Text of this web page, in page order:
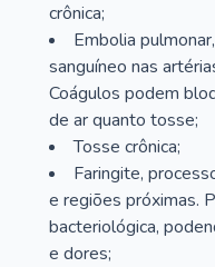
crônica;
Embolia
sanguíneo nas
Coágulos podem
de ar quanto tosse;
Tosse crônica;
Faringite,
e regiões próximas.
bacteriológica,
e dores;